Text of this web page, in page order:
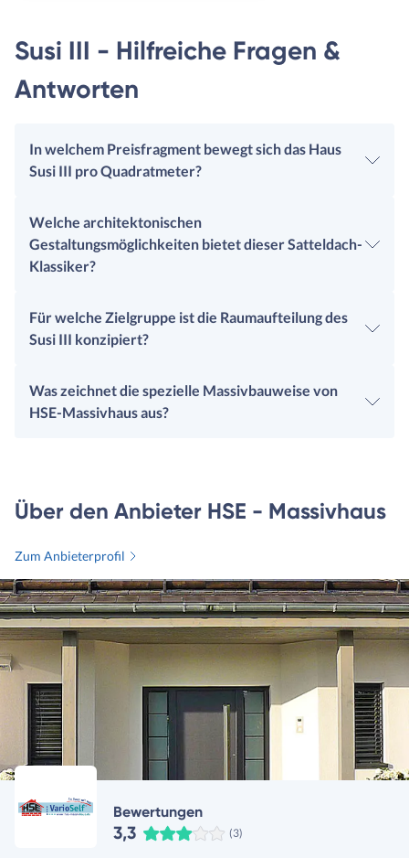
Susi III - Hilfreiche Fragen &
Antworten
In welchem Preisfragment bewegt sich das Haus
Susi III pro Quadratmeter?
Welche architektonischen
Gestaltungsmöglichkeiten bietet dieser Satteldach-
Klassiker?
Für welche Zielgruppe ist die Raumaufteilung des
Susi III konzipiert?
Was zeichnet die spezielle Massivbauweise von
HSE-Massivhaus aus?
Über den Anbieter HSE - Massivhaus
Zum Anbieterprofil
Bewertungen
3,3 (3)